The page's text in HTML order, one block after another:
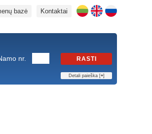
Kontaktai
bazė
nr. RASTI
Detali paieška [+]